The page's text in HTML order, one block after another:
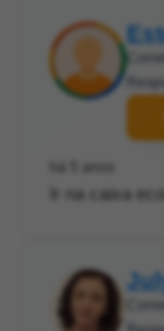
há 5 anos
Ir na caixa